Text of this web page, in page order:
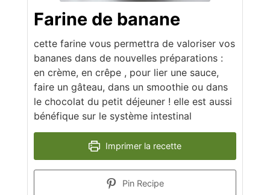
Farine de banane
cette farine vous permettra de valoriser vos
bananes dans de nouvelles préparations :
en crème, en crêpe , pour lier une sauce,
faire un gâteau, dans un smoothie ou dans
le chocolat du petit déjeuner ! elle est aussi
bénéfique sur le système intestinal
Imprimer la recette
Pin Recipe